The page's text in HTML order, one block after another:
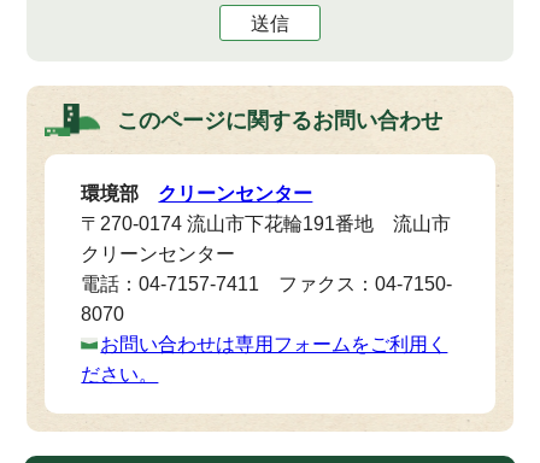
送信
このページに関するお問い合わせ
環境部 クリーンセンター
〒270-0174 流山市下花輪191番地 流山市
クリーンセンター
電話：04-7157-7411 ファクス：04-7150-
8070
お問い合わせは専用フォームをご利用く
ださい。